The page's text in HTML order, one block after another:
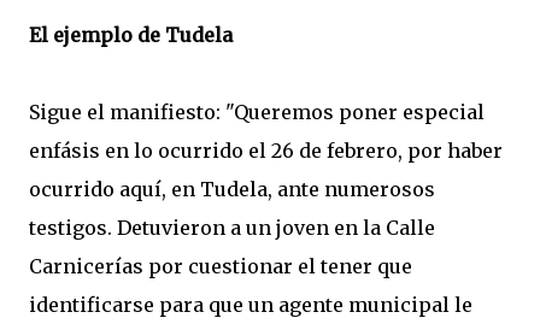
El ejemplo de Tudela
Sigue el manifiesto: "Queremos poner especial
enfásis en lo ocurrido el 26 de febrero, por haber
ocurrido aquí, en Tudela, ante numerosos
testigos. Detuvieron a un joven en la Calle
Carnicerías por cuestionar el tener que
identificarse para que un agente municipal le